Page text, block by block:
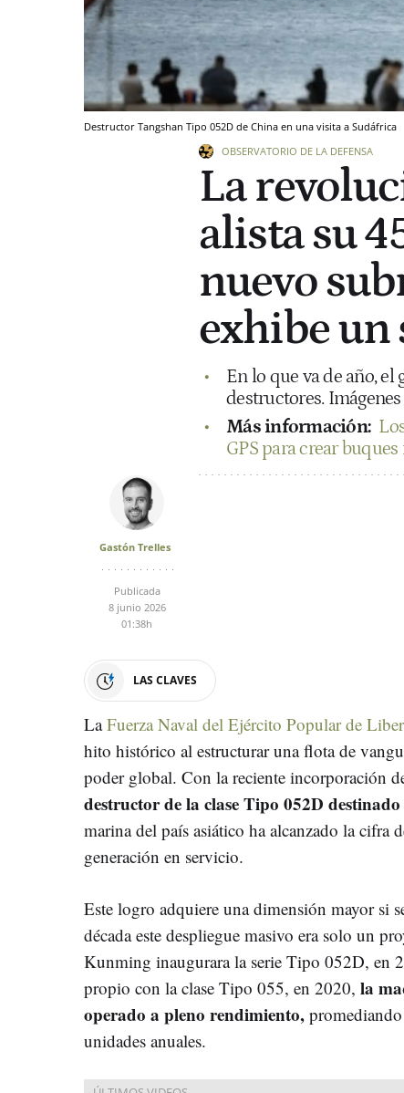
Destructor Tangshan Tipo 052D de China en una visita a Sudáfrica
OBSERVATORIO DE LA DEFENSA
La
alista su
nuevo
exhibe
En lo que va de año,
destructores.
Más información:
GPS para crear
Gastón Trelles
Publicada
8 junio 2026
01:38h
LAS CLAVES
LaFuerza Naval del Ejército Popular de
hito histórico al estructurar una flota de
poder global. Con la reciente incorporación
destructor de la clase Tipo 052D
marina del país asiático ha alcanzado la cifra
generación en servicio.
Este logro adquiere una dimensión mayor si
década este despliegue masivo era solo un
Kunming inaugurara la serie Tipo 052D, en
propio con la clase Tipo 055, en 2020, la
operado a pleno rendimiento,
unidades anuales.